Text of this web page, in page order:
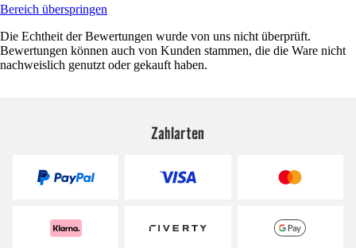
Bereich überspringen
Die Echtheit der Bewertungen wurde von uns nicht überprüft.
Bewertungen können auch von Kunden stammen, die die Ware nicht
nachweislich genutzt oder gekauft haben.
Zahlarten